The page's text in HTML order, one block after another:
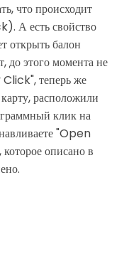
что происходит
А есть свойство
открыть балон
до этого момента не
теперь же
расположили
клик на
"Open
описано в